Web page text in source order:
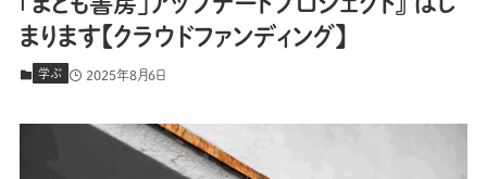
まります【クラウドファンディング】
学ぶ 2025年8月6日